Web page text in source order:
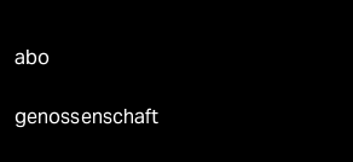
abo
genossenschaft